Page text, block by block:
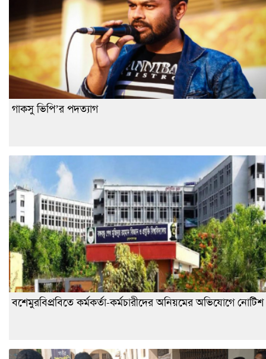
গাকসু ভিপি’র পদত্যাগ
বশেমুরবিপ্রবিতে কর্মকর্তা-কর্মচারীদের অনিয়মের অভিযোগে নোটিশ